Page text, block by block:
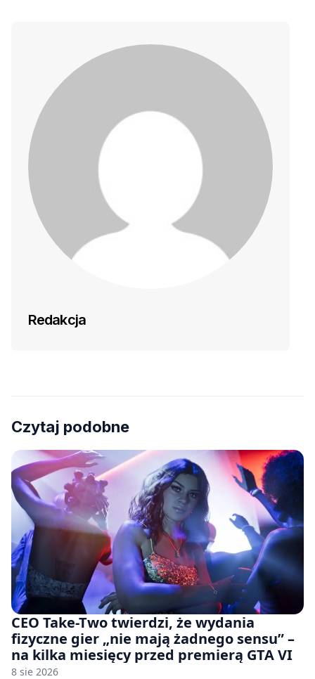
Redakcja
Czytaj podobne
CEO Take-Two twierdzi, że wydania
fizyczne gier „nie mają żadnego sensu” –
na kilka miesięcy przed premierą GTA VI
8 sie 2026